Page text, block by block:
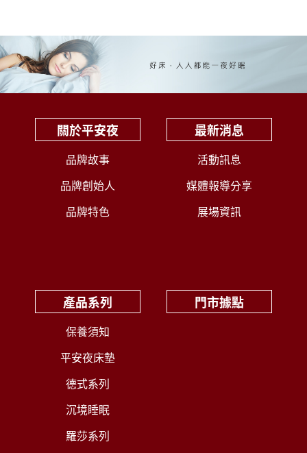
關於平安夜
品牌故事
品牌創始人
品牌特色
最新消息
活動訊息
媒體報導分享
展場資訊
產品系列
保養須知
平安夜床墊
德式系列
沉境睡眠
羅莎系列
門市據點